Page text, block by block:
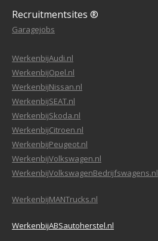
Recruitmentsites ®
Garagejobs
WerkenbijAudi.nl
WerkenbijOpel.nl
WerkenbijNissan.nl
WerkenbijSEAT.nl
WerkenbijSkoda.nl
WerkenbijCitroen.nl
WerkenbijPeugeot.nl
WerkenbijVolkswagen.nl
WerkenbijVolkswagenBedrijfswagens.nl
WerkenbijMANTrucks.nl
WerkenbijABSautoherstel.nl